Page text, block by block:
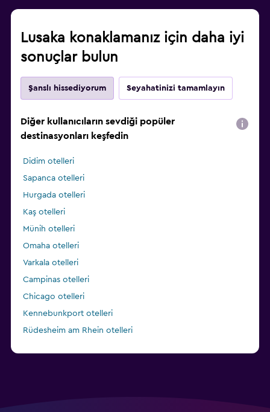
Lusaka konaklamanız için daha iyi
sonuçlar bulun
Şanslı hissediyorum Seyahatinizi tamamlayın
Diğer kullanıcıların sevdiği popüler
destinasyonları keşfedin
Didim otelleri
Sapanca otelleri
Hurgada otelleri
Kaş otelleri
Münih otelleri
Omaha otelleri
Varkala otelleri
Campinas otelleri
Chicago otelleri
Kennebunkport otelleri
Rüdesheim am Rhein otelleri